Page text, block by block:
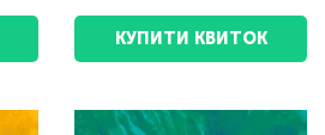
КУПИТИ КВИТОК